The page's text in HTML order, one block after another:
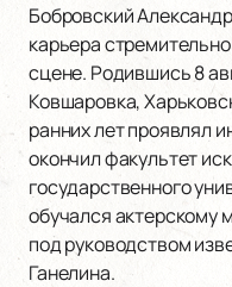
Бобровский
карьера
сцене. Родившись 8
Ковшаровка,
ранних лет проявлял
окончил факультет
государственного
обучался актерскому
под руководством
Ганелина.